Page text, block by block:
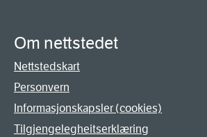
Om nettstedet
Nettstedskart
Personvern
Informasjonskapsler (cookies)
Tilgjengelegheitserklæring